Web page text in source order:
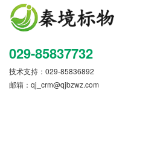
029-85837732
技术支持：029-85836892
邮箱： qj_crm@qjbzwz.com